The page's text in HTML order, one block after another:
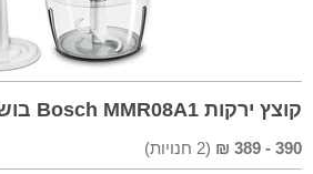
קוצץ ירקות Bosch MMR08A1 בוש
390
-
389
₪
(
2 חנויות)